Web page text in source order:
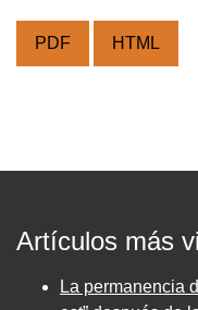
PDF HTML
Artículos más
La permanencia